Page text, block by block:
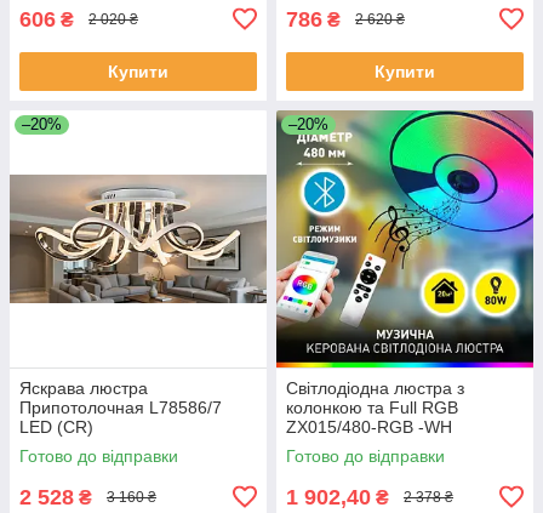
606 ₴ 2 020 ₴
Купити
786 ₴ 2 620 ₴
Купити
–20%
Яскрава люстра
Припотолочная L78586/7
LED (CR)
Готово до відправки
2 528 ₴ 3 160 ₴
–20%
Світлодіодна люстра з
колонкою та Full RGB
ZX015/480-RGB -WH
Готово до відправки
1 902,40 ₴ 2 378 ₴